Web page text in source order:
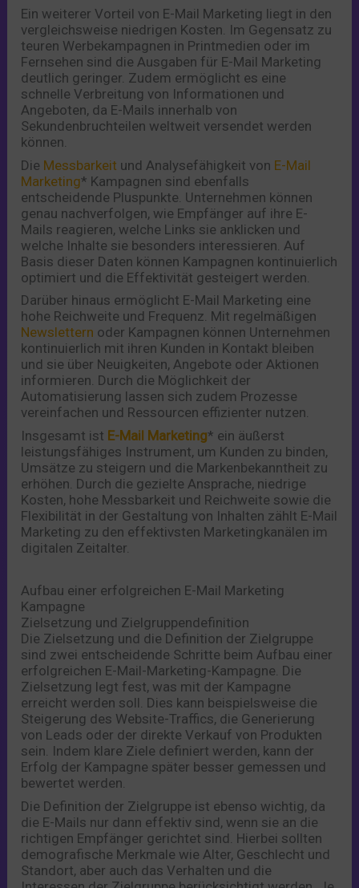
Ein weiterer Vorteil von E-Mail Marketing liegt in den
vergleichsweise niedrigen Kosten. Im Gegensatz zu
teuren Werbekampagnen in Printmedien oder im
Fernsehen sind die Ausgaben für E-Mail Marketing
deutlich geringer. Zudem ermöglicht es eine
schnelle Verbreitung von Informationen und
Angeboten, da E-Mails innerhalb von
Sekundenbruchteilen weltweit versendet werden
können.
Die Messbarkeit und Analysefähigkeit von E-Mail
Marketing* Kampagnen sind ebenfalls
entscheidende Pluspunkte. Unternehmen können
genau nachverfolgen, wie Empfänger auf ihre E-
Mails reagieren, welche Links sie anklicken und
welche Inhalte sie besonders interessieren. Auf
Basis dieser Daten können Kampagnen kontinuierlich
optimiert und die Effektivität gesteigert werden.
Darüber hinaus ermöglicht E-Mail Marketing eine
hohe Reichweite und Frequenz. Mit regelmäßigen
Newslettern oder Kampagnen können Unternehmen
kontinuierlich mit ihren Kunden in Kontakt bleiben
und sie über Neuigkeiten, Angebote oder Aktionen
informieren. Durch die Möglichkeit der
Automatisierung lassen sich zudem Prozesse
vereinfachen und Ressourcen effizienter nutzen.
Insgesamt ist E-Mail Marketing* ein äußerst
leistungsfähiges Instrument, um Kunden zu binden,
Umsätze zu steigern und die Markenbekanntheit zu
erhöhen. Durch die gezielte Ansprache, niedrige
Kosten, hohe Messbarkeit und Reichweite sowie die
Flexibilität in der Gestaltung von Inhalten zählt E-Mail
Marketing zu den effektivsten Marketingkanälen im
digitalen Zeitalter.
Aufbau einer erfolgreichen E-Mail Marketing
Kampagne
Zielsetzung und Zielgruppendefinition
Die Zielsetzung und die Definition der Zielgruppe
sind zwei entscheidende Schritte beim Aufbau einer
erfolgreichen E-Mail-Marketing-Kampagne. Die
Zielsetzung legt fest, was mit der Kampagne
erreicht werden soll. Dies kann beispielsweise die
Steigerung des Website-Traffics, die Generierung
von Leads oder der direkte Verkauf von Produkten
sein. Indem klare Ziele definiert werden, kann der
Erfolg der Kampagne später besser gemessen und
bewertet werden.
Die Definition der Zielgruppe ist ebenso wichtig, da
die E-Mails nur dann effektiv sind, wenn sie an die
richtigen Empfänger gerichtet sind. Hierbei sollten
demografische Merkmale wie Alter, Geschlecht und
Standort, aber auch das Verhalten und die